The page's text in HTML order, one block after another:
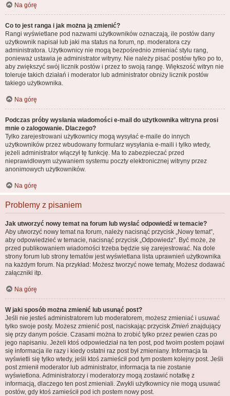
Na górę
Co to jest ranga i jak można ją zmienić?
Rangi wyświetlane pod nazwami użytkowników oznaczają, ile postów dany
użytkownik napisał lub jaki ma status na forum, np. moderatora czy
administratora. Użytkownicy nie mogą bezpośrednio zmieniać stylu rang,
ponieważ ustawia je administrator witryny. Nie należy pisać postów tylko po to,
aby zwiększyć swój licznik postów i przez to swoją rangę. Większość witryn nie
toleruje takich działań i moderator lub administrator obniży licznik postów
takiego użytkownika.
Na górę
Podczas próby wysłania wiadomości e-mail do użytkownika witryna prosi
mnie o zalogowanie. Dlaczego?
Tylko zarejestrowani użytkownicy mogą wysyłać e-maile do innych
użytkowników przez wbudowany formularz wysyłania e-maili i tylko wtedy,
jeżeli administrator włączył tę funkcję. Ma to zabezpieczać przed
nieprawidłowym używaniem systemu poczty elektronicznej witryny przez
anonimowych użytkowników.
Na górę
Problemy z pisaniem
Jak utworzyć nowy temat na forum lub wysłać odpowiedź w temacie?
Aby utworzyć nowy temat na forum, należy nacisnąć przycisk „Nowy temat”,
aby odpowiedzieć w temacie, nacisnąć przycisk „Odpowiedz”. Być może, że
przed publikowaniem wiadomości trzeba będzie się zarejestrować. Na dole
strony forum lub strony tematów jest wyświetlana lista uprawnień użytkownika
na każdym forum. Na przykład: Możesz tworzyć nowe tematy, Możesz dodawać
załączniki itp.
Na górę
W jaki sposób można zmienić lub usunąć post?
Jeśli nie jesteś administratorem lub moderatorem, możesz zmieniać i usuwać
tylko swoje posty. Możesz zmienić post, naciskając przyciskZmień znajdujący
się przy danym poście. Czasami można to zrobić tylko przez pewien czas po
jego napisaniu. Jeżeli ktoś odpowiedział na ten post, pod twoim postem pojawi
się informacja ile razy i kiedy ostatni raz post był zmieniany. Informacja ta
wyświetli się tylko wtedy, jeśli ktoś zamieścił pod tym postem kolejny post. Jeśli
post zmienił moderator lub administrator, informacja ta nie zostanie
wyświetlona. Administratorzy i moderatorzy mogą zostawić notatkę z
informacją, dlaczego ten post zmieniali. Zwykli użytkownicy nie mogą usuwać
postów, gdy ktoś zamieścił pod ich postem nowy post.